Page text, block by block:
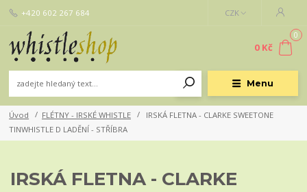
Menu
CZK
+420 602 267 684
0
0 Kč
Úvod FLÉTNY - IRSKÉ WHISTLE
IRSKÁ FLETNA - CLARKE SWEETONE
TINWHISTLE D LADĚNÍ - STŘÍBRA
IRSKÁ FLETNA - CLARKE